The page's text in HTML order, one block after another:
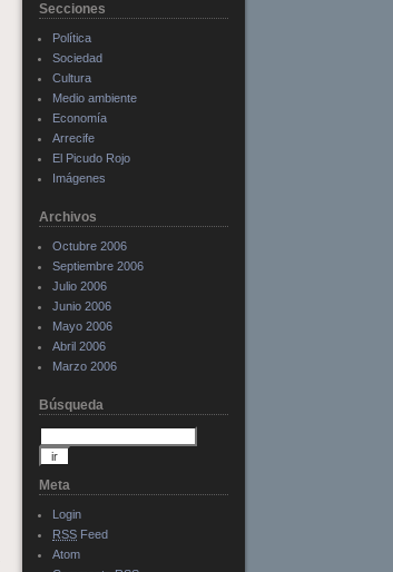
Secciones
Política
Sociedad
Cultura
Medio ambiente
Economía
Arrecife
El Picudo Rojo
Imágenes
Archivos
Octubre 2006
Septiembre 2006
Julio 2006
Junio 2006
Mayo 2006
Abril 2006
Marzo 2006
Búsqueda
Meta
Login
RSS Feed
Atom